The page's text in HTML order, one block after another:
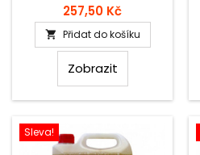
Cena
257,50 Kč
 Přidat do košíku
Zobrazit
Sleva!